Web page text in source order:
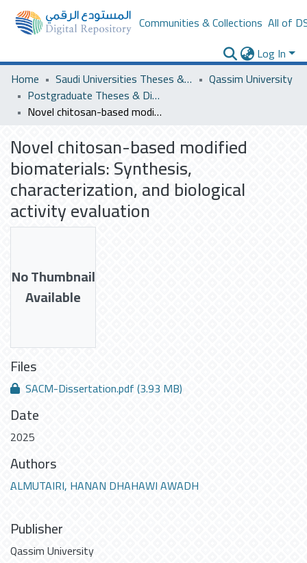
Communities & Collections All of
Log In
Home
Saudi Universities Theses & Dissertations
Qassim University
Postgraduate Theses & Dissertations
Novel chitosan-based modified biomaterials: Synthesis, characterization, and biological activity evaluation
Novel chitosan-based modified
biomaterials: Synthesis,
characterization, and biological
activity evaluation
No Thumbnail
Available
Files
SACM-Dissertation.pdf(3.93 MB)
Date
2025
Authors
ِALMUTAIRI, HANAN DHAHAWI AWADH
Publisher
Qassim University